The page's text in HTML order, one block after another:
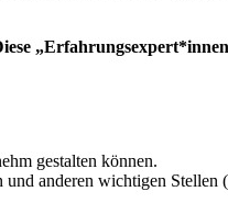
gestalten können.
anderen wichtigen